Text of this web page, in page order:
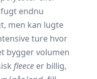
endnu
men kan lugte
ture hvor
bygger volumen
fleece er billig,